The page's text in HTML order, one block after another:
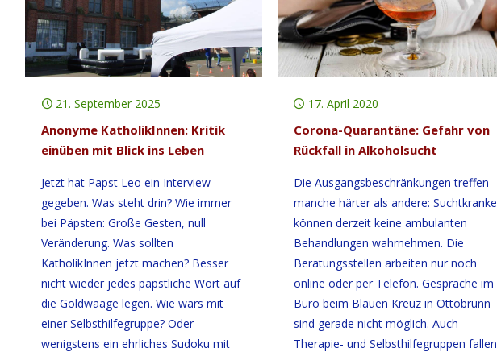
21. September 2025
Anonyme KatholikInnen: Kritik
einüben mit Blick ins Leben
Jetzt hat Papst Leo ein Interview
gegeben. Was steht drin? Wie immer
bei Päpsten: Große Gesten, null
Veränderung. Was sollten
KatholikInnen jetzt machen? Besser
nicht wieder jedes päpstliche Wort auf
die Goldwaage legen. Wie wärs mit
einer Selbsthilfegruppe? Oder
wenigstens ein ehrliches Sudoku mit
17. April 2020
Corona-Quarantäne: Gefahr von
Rückfall in Alkoholsucht
Die Ausgangsbeschränkungen treffen
manche härter als andere: Suchtkranke
können derzeit keine ambulanten
Behandlungen wahrnehmen. Die
Beratungsstellen arbeiten nur noch
online oder per Telefon. Gespräche im
Büro beim Blauen Kreuz in Ottobrunn
sind gerade nicht möglich. Auch
Therapie- und Selbsthilfegruppen fallen